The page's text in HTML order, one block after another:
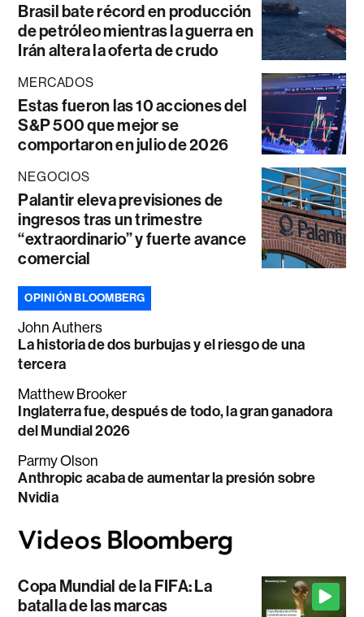
Brasil bate récord en producción
de petróleo mientras la guerra en
Irán altera la oferta de crudo
MERCADOS
Estas fueron las 10 acciones del
S&P 500 que mejor se
comportaron en julio de 2026
NEGOCIOS
Palantir eleva previsiones de
ingresos tras un trimestre
“extraordinario” y fuerte avance
comercial
OPINIÓN BLOOMBERG
John Authers
La historia de dos burbujas y el riesgo de una
tercera
Matthew Brooker
Inglaterra fue, después de todo, la gran ganadora
del Mundial 2026
Parmy Olson
Anthropic acaba de aumentar la presión sobre
Nvidia
Copa Mundial de la FIFA: La
batalla de las marcas